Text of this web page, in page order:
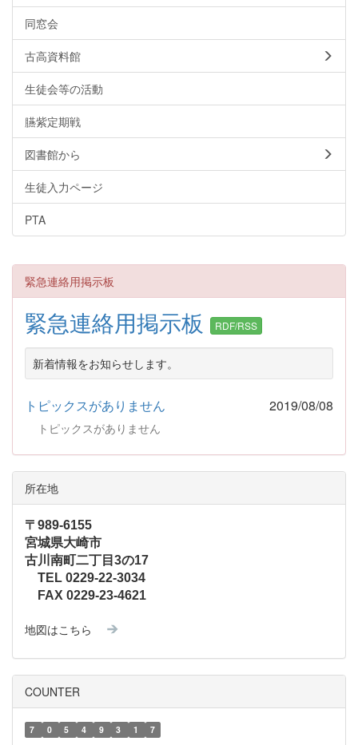
同窓会
古高資料館
生徒会等の活動
臙紫定期戦
図書館から
生徒入力ページ
PTA
緊急連絡用掲示板
緊急連絡用掲示板 RDF/RSS
新着情報をお知らせします。
トピックスがありません 2019/08/08
トピックスがありません
所在地
〒989-6155
宮城県大崎市
古川南町二丁目3の17
TEL 0229-22-3034
FAX 0229-23-4621
地図はこちら
COUNTER
7 0 5 4 9 3 1 7